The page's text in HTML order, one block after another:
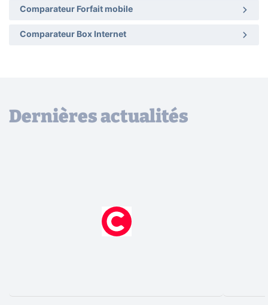
Comparateur Forfait mobile
Comparateur Box Internet
Dernières actualités